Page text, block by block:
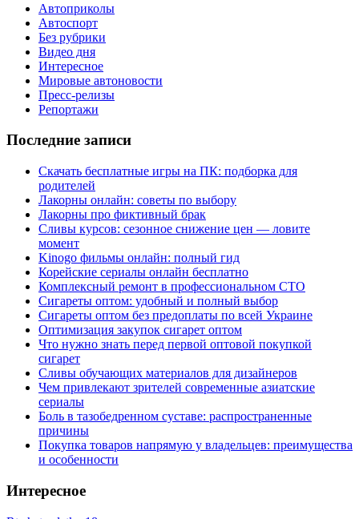
Автоприколы
Автоспорт
Без рубрики
Видео дня
Интересное
Мировые автоновости
Пресс-релизы
Репортажи
Последние записи
Скачать бесплатные игры на ПК: подборка для
родителей
Лакорны онлайн: советы по выбору
Лакорны про фиктивный брак
Сливы курсов: сезонное снижение цен — ловите
момент
Kinogo фильмы онлайн: полный гид
Корейские сериалы онлайн бесплатно
Комплексный ремонт в профессиональном СТО
Сигареты оптом: удобный и полный выбор
Сигареты оптом без предоплаты по всей Украине
Оптимизация закупок сигарет оптом
Что нужно знать перед первой оптовой покупкой
сигарет
Сливы обучающих материалов для дизайнеров
Чем привлекают зрителей современные азиатские
сериалы
Боль в тазобедренном суставе: распространенные
причины
Покупка товаров напрямую у владельцев: преимущества
и особенности
Интересное